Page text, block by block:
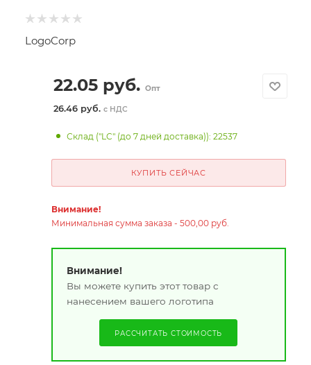
LogoCorp
22.05руб. Опт
26.46 руб. с НДС
Склад ("LC" (до 7 дней доставка)): 22537
КУПИТЬ СЕЙЧАС
Внимание!
Минимальная сумма заказа - 500,00 руб.
Внимание!
Вы можете купить этот товар с
нанесением вашего логотипа
РАССЧИТАТЬ СТОИМОСТЬ